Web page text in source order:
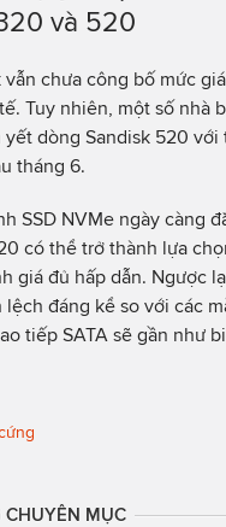
và 520
vẫn chưa công bố mức
Tuy nhiên, một số nhà
yết dòng Sandisk 520
tháng 6.
SSD NVMe ngày càng
có thể trở thành lựa
giá đủ hấp dẫn. Ngược
đáng kể so với các
tiếp SATA sẽ gần như
CHUYÊN MỤC